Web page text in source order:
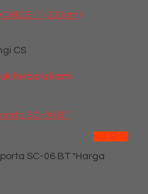
DE-1 (200cm)
CS
terbaru kami
via SMS
*Harga